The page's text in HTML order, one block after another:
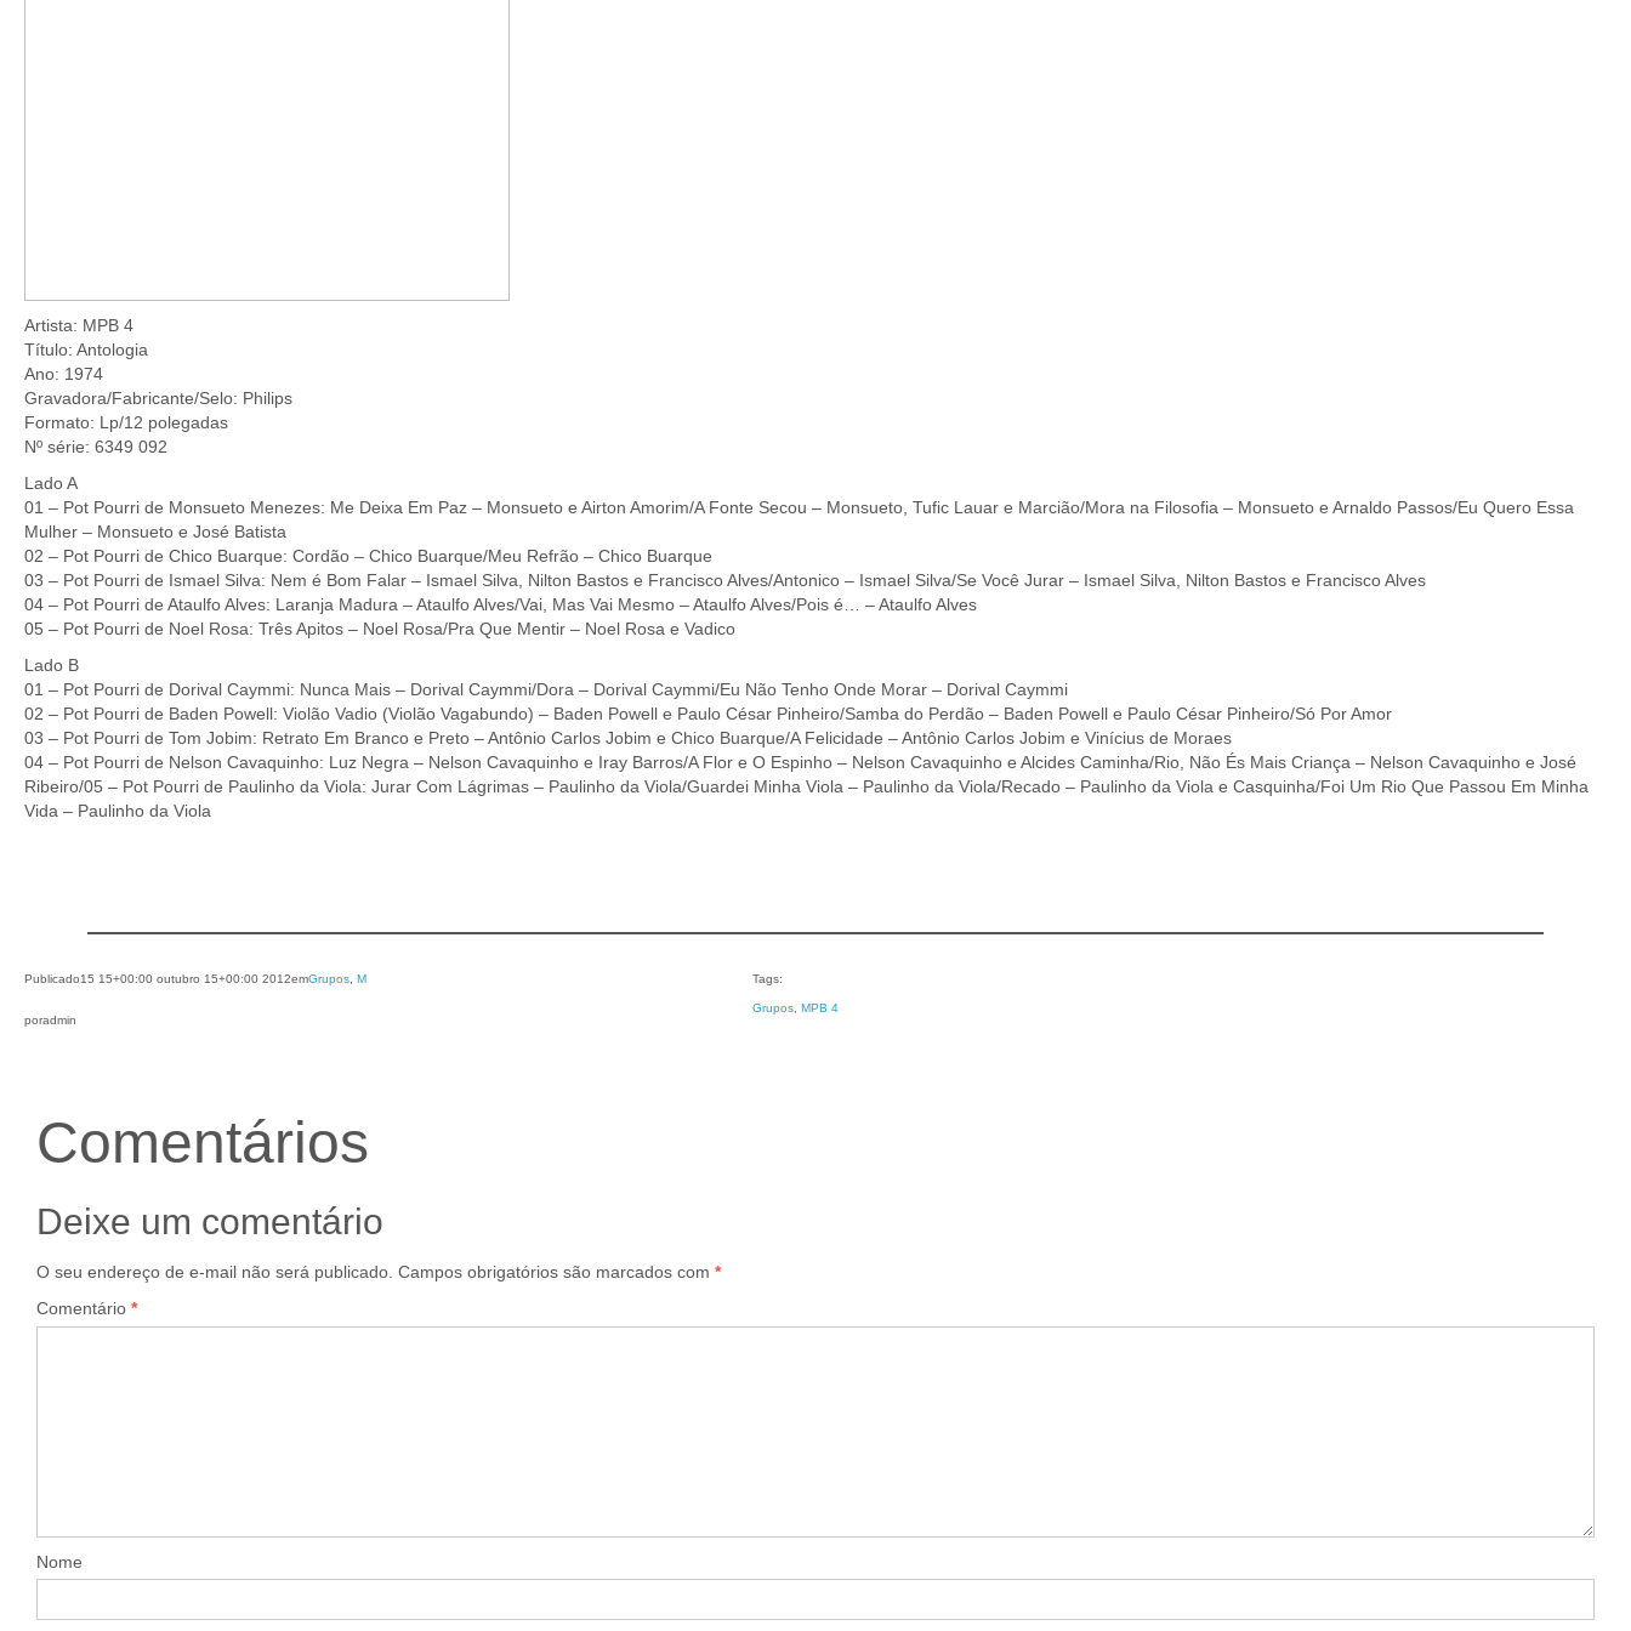
Artista: MPB 4
Título: Antologia
Ano: 1974
Gravadora/Fabricante/Selo: Philips
Formato: Lp/12 polegadas
Nº série: 6349 092
Lado A
01 – Pot Pourri de Monsueto Menezes: Me Deixa Em Paz – Monsueto e Airton Amorim/A Fonte Secou – Monsueto, Tufic Lauar e Marcião/Mora na Filosofia – Monsueto e Arnaldo Passos/Eu Quero Essa
Mulher – Monsueto e José Batista
02 – Pot Pourri de Chico Buarque: Cordão – Chico Buarque/Meu Refrão – Chico Buarque
03 – Pot Pourri de Ismael Silva: Nem é Bom Falar – Ismael Silva, Nilton Bastos e Francisco Alves/Antonico – Ismael Silva/Se Você Jurar – Ismael Silva, Nilton Bastos e Francisco Alves
04 – Pot Pourri de Ataulfo Alves: Laranja Madura – Ataulfo Alves/Vai, Mas Vai Mesmo – Ataulfo Alves/Pois é… – Ataulfo Alves
05 – Pot Pourri de Noel Rosa: Três Apitos – Noel Rosa/Pra Que Mentir – Noel Rosa e Vadico
Lado B
01 – Pot Pourri de Dorival Caymmi: Nunca Mais – Dorival Caymmi/Dora – Dorival Caymmi/Eu Não Tenho Onde Morar – Dorival Caymmi
02 – Pot Pourri de Baden Powell: Violão Vadio (Violão Vagabundo) – Baden Powell e Paulo César Pinheiro/Samba do Perdão – Baden Powell e Paulo César Pinheiro/Só Por Amor
03 – Pot Pourri de Tom Jobim: Retrato Em Branco e Preto – Antônio Carlos Jobim e Chico Buarque/A Felicidade – Antônio Carlos Jobim e Vinícius de Moraes
04 – Pot Pourri de Nelson Cavaquinho: Luz Negra – Nelson Cavaquinho e Iray Barros/A Flor e O Espinho – Nelson Cavaquinho e Alcides Caminha/Rio, Não És Mais Criança – Nelson Cavaquinho e José
Ribeiro/05 – Pot Pourri de Paulinho da Viola: Jurar Com Lágrimas – Paulinho da Viola/Guardei Minha Viola – Paulinho da Viola/Recado – Paulinho da Viola e Casquinha/Foi Um Rio Que Passou Em Minha
Vida – Paulinho da Viola
Publicado15 15+00:00 outubro 15+00:00 2012emGrupos M
poradmin
Tags:
Grupos MPB 4
Comentários
Deixe um comentário
O seu endereço de e-mail não será publicado. Campos obrigatórios são marcados com *
Comentário *
Nome